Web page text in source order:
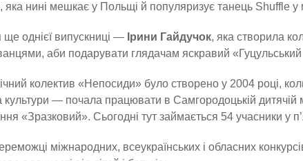
нині мешкає у Польщі й популяризує танець Shuffle у
однієї випускниці — Ірини Гайдучок, яка створила
аби подарувати глядачам яскравий
колектив «Непосиди» було створено у 2004 році,
— почала працювати в Самгородоцькій дитячій
«Зразковий». Сьогодні тут займається 54 учасники у
міжнародних, всеукраїнських і обласних